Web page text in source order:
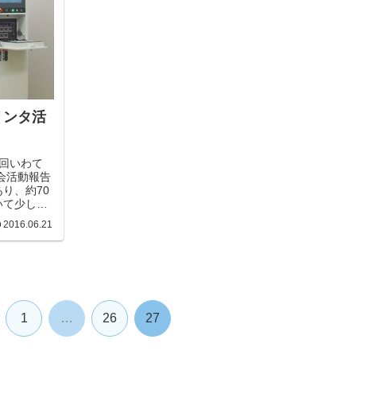
タ活
いわて
活動報告
り、約70
少しだ
針説明
の説明が
企業・学
を7月1
2016.06.21
1 … 26 27